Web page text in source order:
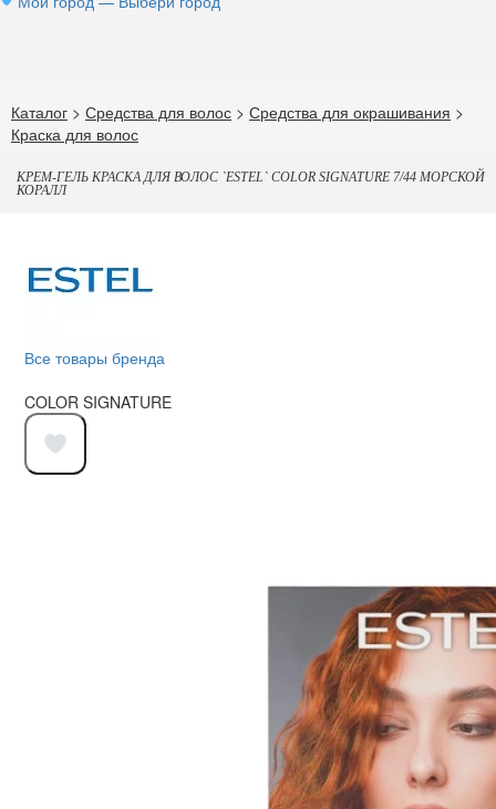
Каталог > Средства для волос > Средства для окрашивания >
Краска для волос
КРЕМ-ГЕЛЬ КРАСКА ДЛЯ ВОЛОС `ESTEL` COLOR SIGNATURE 7/44 МОРСКОЙ
КОРАЛЛ
Все товары бренда
COLOR SIGNATURE